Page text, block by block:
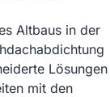
Altbaus in der
Lösungen
mit den